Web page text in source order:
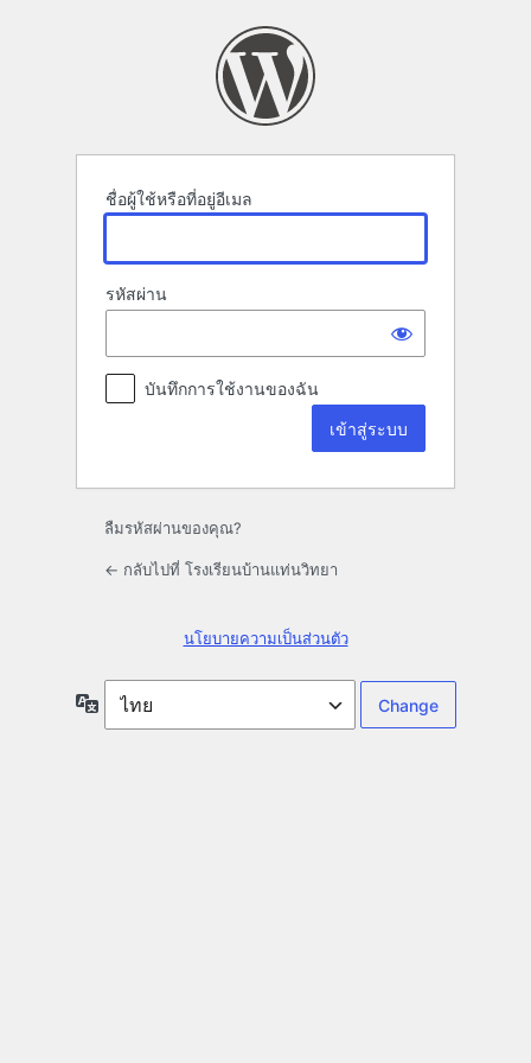
ชื่อผู้ใช้หรือที่อยู่อีเมล
รหัสผ่าน
บันทึกการใช้งานของฉัน
ลืมรหัสผ่านของคุณ?
← กลับไปที่ โรงเรียนบ้านแท่นวิทยา
นโยบายความเป็นส่วนตัว
ภาษา